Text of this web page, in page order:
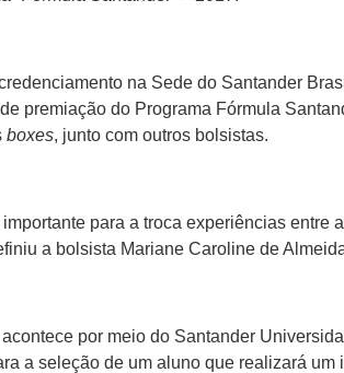
na Sede do Santander
premiação do Programa Fórmula
boxes, junto com outros bolsistas.
para a troca experiências entre
a bolsista Mariane Caroline de
acontece por meio do Santander
a seleção de um aluno que realizará